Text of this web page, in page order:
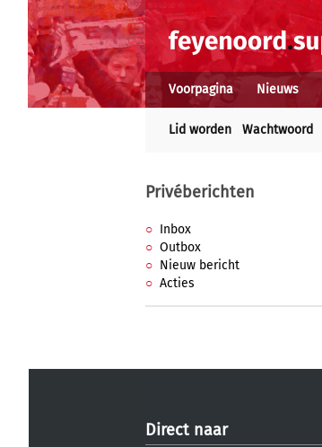
Voorpagina Nieuws
Lid worden Wachtwoord
Privéberichten
Inbox
Outbox
Nieuw bericht
Acties
Direct naar